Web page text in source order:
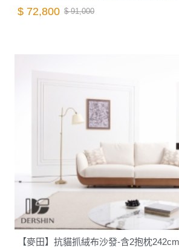
$ 72,800 $ 91,000